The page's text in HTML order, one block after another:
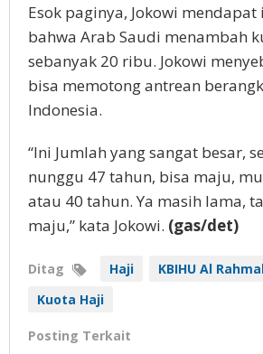
Esok paginya, Jokowi
bahwa Arab Saudi menambah
sebanyak 20 ribu. Jokowi
bisa memotong antrean
Indonesia.
“Ini Jumlah yang sangat besar,
nunggu 47 tahun, bisa maju,
atau 40 tahun. Ya masih lama,
maju,” kata Jokowi. (gas/det)
Ditag Haji
KBIHU Al
Kuota Haji
Posting Terkait